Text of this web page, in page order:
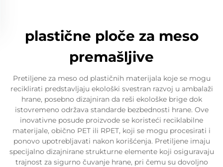
plastične ploče za meso
premašljive
Pretiljene za meso od plastičnih materijala koje se mogu
reciklirati predstavljaju ekološki svestran razvoj u ambalaži
hrane, posebno dizajniran da reši ekološke brige dok
istovremeno održava standarde bezbednosti hrane. Ove
inovativne posude proizvode se koristeći reciklabilne
materijale, obično PET ili RPET, koji se mogu procesirati i
ponovo upotrebljavati nakon korišćenja. Pretiljene imaju
specijalno dizajnirane strukturne elemente koji osiguravaju
trajnost za sigurno čuvanje hrane, pri čemu su dovoljno